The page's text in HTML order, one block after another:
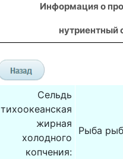
Информация о
нутриентный
Сельдь
тихоокеанская
жирная
холодного
копчения:
Рыба